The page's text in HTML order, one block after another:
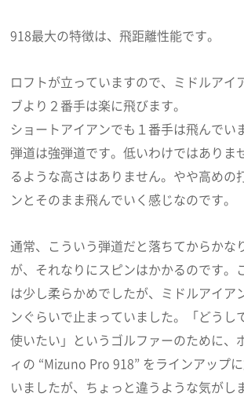
918最大の特徴は、飛距離性能です。
ロフトが立っていますので、ミドルアイ
ブより２番手は楽に飛びます。
ショートアイアンでも１番手は飛んでい
弾道は強弾道です。低いわけではありま
るような高さはありません。やや高めの
ンとそのまま飛んでいく感じなのです。
通常、こういう弾道だと落ちてからかな
が、それなりにスピンはかかるのです。
は少し柔らかめでしたが、ミドルアイア
ンぐらいで止まっていました。「どうし
使いたい」というゴルファーのために、
ィの “Mizuno Pro 918” をラインアップ
いましたが、ちょっと違うような気がし